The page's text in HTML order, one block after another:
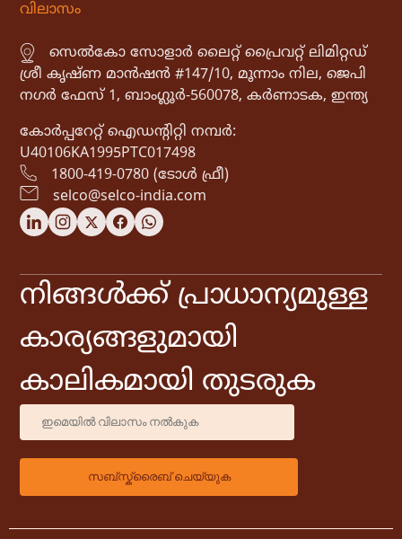
വിലാസം
സെൽകോ സോളാർ ലൈറ്റ് പ്രൈവറ്റ് ലിമിറ്റഡ്
ശ്രീ കൃഷ്ണ മാൻഷൻ #147/10, മൂന്നാം നില, ജെപി
നഗർ ഫേസ് 1, ബാംഗ്ലൂർ-560078, കർണാടക, ഇന്ത്യ
കോർപ്പറേറ്റ് ഐഡൻ്റിറ്റി നമ്പർ:
U40106KA1995PTC017498
1800-419-0780 (ടോൾ ഫ്രീ)
selco@selco-india.com
നിങ്ങൾക്ക് പ്രാധാന്യമുള്ള
കാര്യങ്ങളുമായി
കാലികമായി തുടരുക